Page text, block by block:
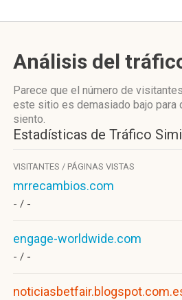
Análisis del
Parece que el número de
este sitio es demasiado bajo para
siento.
Estadísticas de Tráfico
VISITANTES / PÁGINAS VISTAS
mrrecambios.com
- / -
engage-worldwide.com
- / -